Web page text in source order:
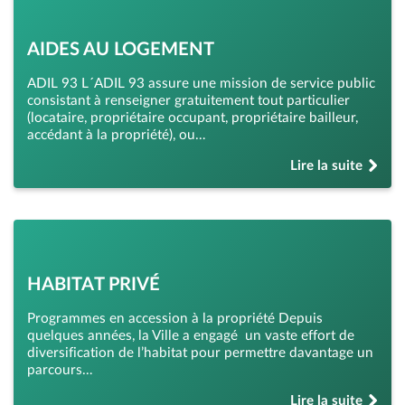
AIDES AU LOGEMENT
ADIL 93 L´ADIL 93 assure une mission de service public
consistant à renseigner gratuitement tout particulier
(locataire, propriétaire occupant, propriétaire bailleur,
accédant à la propriété), ou…
Lire la suite
de « Aides au
HABITAT PRIVÉ
Programmes en accession à la propriété Depuis
quelques années, la Ville a engagé un vaste effort de
diversification de l’habitat pour permettre davantage un
parcours…
Lire la suite